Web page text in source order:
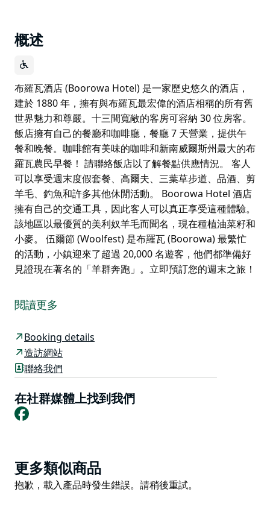
概述
布羅瓦酒店 (Boorowa Hotel) 是一家歷史悠久的酒店，
建於 1880 年，擁有與布羅瓦最宏偉的酒店相稱的所有舊
世界魅力和尊嚴。十三間寬敞的客房可容納 30 位房客。
飯店擁有自己的餐廳和咖啡廳，餐廳 7 天營業，提供午
餐和晚餐。咖啡館有美味的咖啡和新南威爾斯州最大的布
羅瓦農民早餐！ 請聯絡飯店以了解餐點供應情況。 客人
可以享受週末度假套餐、高爾夫、三葉草步道、品酒、剪
羊毛、釣魚和許多其他休閒活動。 Boorowa Hotel 酒店
擁有自己的交通工具，因此客人可以真正享受這種體驗。
該地區以最優質的美利奴羊毛而聞名，現在種植油菜籽和
小麥。 伍爾節 (Woolfest) 是布羅瓦 (Boorowa) 最繁忙
的活動，小鎮迎來了超過 20,000 名遊客，他們都準備好
見證現在著名的「羊群奔跑」。立即預訂您的週末之旅！
建於 1880 年，擁有與布羅瓦最宏偉的酒店相稱的所有舊
世界魅力和尊嚴。十三間寬敞的客房可容納 30 位房客。
餐和晚餐。咖啡館有美味的咖啡和新南威爾斯州最大的布
羅瓦農民早餐！
請聯絡飯店以了解餐點供應情況。
客人可以享受週末度假套餐、高爾夫、三葉草步道、品
酒、剪羊毛、釣魚和許多其他休閒活動。 Boorowa
植油菜籽和小麥。
伍爾節 (Woolfest) 是布羅瓦 (Boorowa) 最繁忙的活動，
閱讀更多
Booking details
造訪網站
聯絡我們
在社群媒體上找到我們
Facebook
Product
List
更多類似商品
Product
抱歉，載入產品時發生錯誤。請稍後重試。